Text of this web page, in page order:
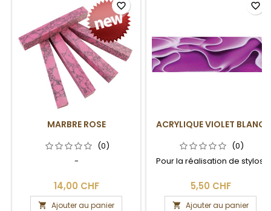
MARBRE ROSE
(0)
-
14,00 CHF
 Ajouter au panier
favorite_border
ACRYLIQUE VIOLET BLANC
(0)
Pour la réalisation de stylos.
5,50 CHF
 Ajouter au panier
favorite_border